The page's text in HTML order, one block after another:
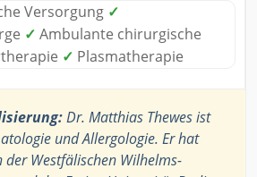
Versorgung ✓
✓ Ambulante chirurgische
✓ Plasmatherapie
Dr. Matthias Thewes ist
und Allergologie. Er hat
Westfälischen Wilhelms-